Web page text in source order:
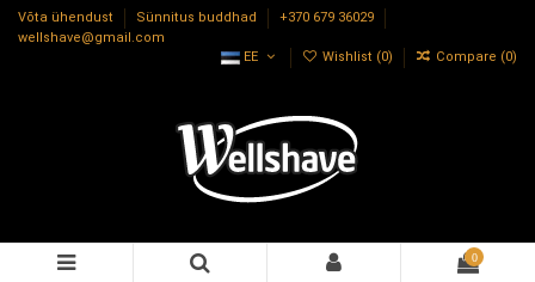
Võta ühendust Sünnitus buddhad
+370 679 36029
wellshave@gmail.com
EE
Wishlist (0) Compare (0)
0